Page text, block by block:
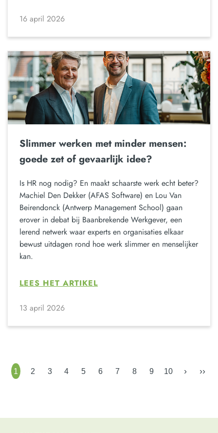
16 april 2026
Slimmer werken met minder mensen:
goede zet of gevaarlijk idee?
Is HR nog nodig? En maakt schaarste werk echt beter?
Machiel Den Dekker (AFAS Software) en Lou Van
Beirendonck (Antwerp Management School) gaan
erover in debat bij Baanbrekende Werkgever, een
lerend netwerk waar experts en organisaties elkaar
bewust uitdagen rond hoe werk slimmer en menselijker
kan.
LEES HET ARTIKEL
13 april 2026
1 2 3 4 5 6 7 8 9 10 › ››